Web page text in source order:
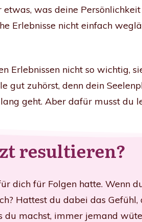
was deine
Erlebnisse nicht einfach
Erlebnissen nicht so wichtig,
gut zuhörst, denn dein
geht. Aber dafür musst du
resultieren?
dich für Folgen hatte. Wenn
Hattest du dabei das Gefühl,
du machst, immer jemand